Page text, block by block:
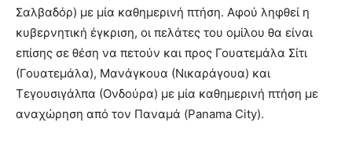
Σαλβαδόρ) με μία καθημερινή πτήση. Αφού ληφθεί η
κυβερνητική έγκριση, οι πελάτες του ομίλου θα είναι
επίσης σε θέση να πετούν και προς Γουατεμάλα Σίτι
(Γουατεμάλα), Μανάγκουα (Νικαράγουα) και
Τεγουσιγάλπα (Ονδούρα) με μία καθημερινή πτήση με
αναχώρηση από τον Παναμά (Panama City).